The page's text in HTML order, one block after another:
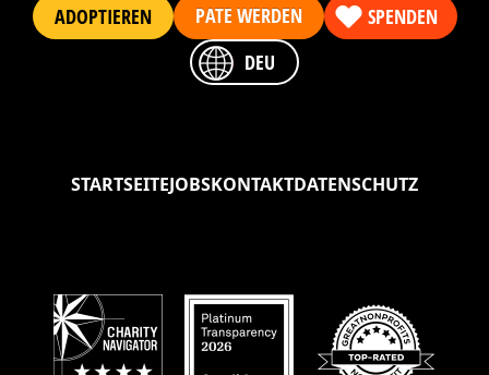
ADOPTIEREN PATE WERDEN
SPENDEN
DEU
STARTSEITEJOBSKONTAKTDATENSCHUTZ